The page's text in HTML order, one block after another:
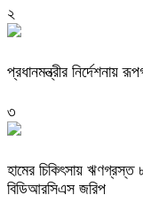
২
প্রধানমন্ত্রীর নির্দেশনায়
৩
হামের চিকিৎসায়
বিডিআরসিএস জরিপ